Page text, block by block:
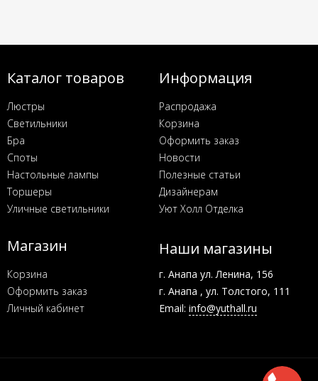
Каталог товаров
Люстры
Светильники
Бра
Споты
Настольные лампы
Торшеры
Уличные светильники
Информация
Распродажа
Корзина
Оформить заказ
Новости
Полезные статьи
Дизайнерам
Уют Холл Отделка
Магазин
Корзина
Оформить заказ
Личный кабинет
Наши магазины
г. Анапа ул. Ленина, 156
г. Анапа , ул. Толстого, 111
Email: info@yuthall.ru